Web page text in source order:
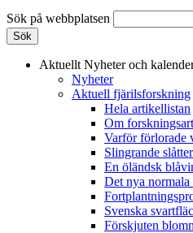
Sök på webbplatsen
Aktuellt Nyheter och
Nyheter
Aktuell fjärilsforskning
Hela artikellistan
Om
Varför förlorade
Slingrande
En öländsk
Det nya normala
Svenska
Förskjuten